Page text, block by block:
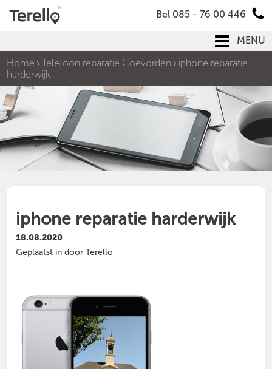
Bel 085 - 76 00 446
MENU
Home
Telefoon reparatie Coevorden
iphone reparatie
harderwijk
iphone reparatie harderwijk
18.08.2020
Geplaatst in door Terello